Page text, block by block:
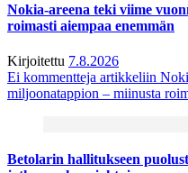
Nokia-areena teki viime
roimasti aiempaa enemmän
Kirjoitettu 7.8.2026
Ei kommentteja artikkeliin
miljoonatappion – miinusta
Betolarin hallitukseen